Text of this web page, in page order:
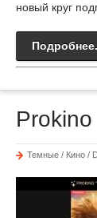
новый круг
Prokino
Темные / Кино /